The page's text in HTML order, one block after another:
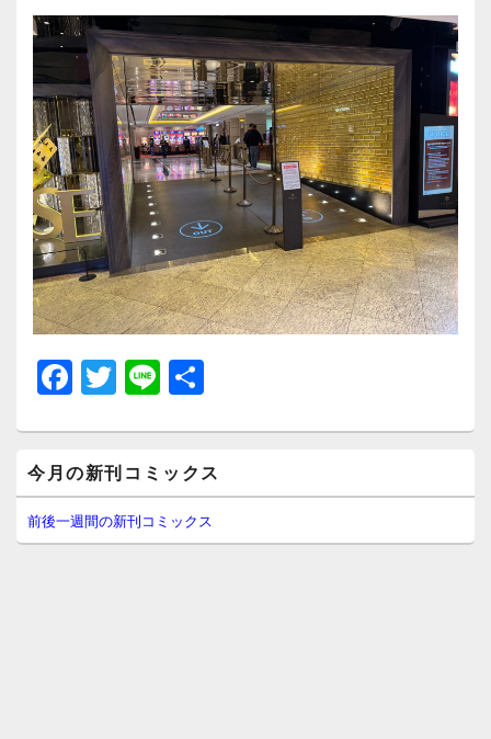
シ
ョ
ン
F
a
c
e
b
o
T
wi
tt
er
Li
n
e
イ
ン
サ
イ
今月の新刊コミックス
前後一週間の新刊コミックス